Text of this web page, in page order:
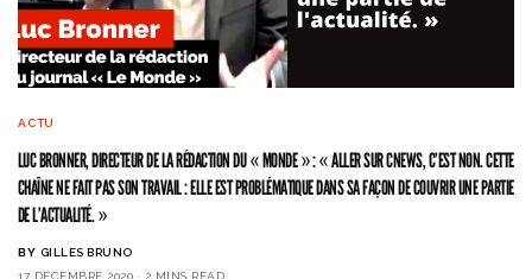
ACTU
LUC BRONNER, DIRECTEUR DE LA RÉDACTION DU « MONDE » : « ALLER SUR CNEWS, C’EST NON. CETTE
CHAÎNE NE FAIT PAS SON TRAVAIL : ELLE EST PROBLÉMATIQUE DANS SA FAÇON DE COUVRIR UNE PARTIE
DE L’ACTUALITÉ. »
BY GILLES BRUNO
17 DÉCEMBRE 2020
2 MINS READ